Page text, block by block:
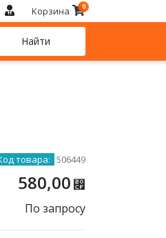
Корзина 0
Найти
товара: 506449
580,00 ⃏
По запросу